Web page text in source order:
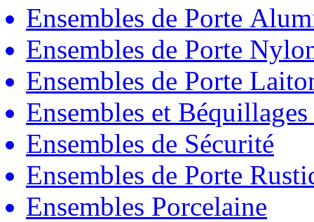
Ensembles de Porte
Ensembles de Porte
Ensembles de Porte
Ensembles et
Ensembles de Sécurité
Ensembles de Porte
Ensembles Porcelaine